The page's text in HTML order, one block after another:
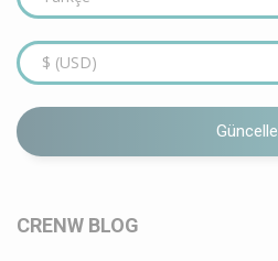
Güncelle
CRENW BLOG